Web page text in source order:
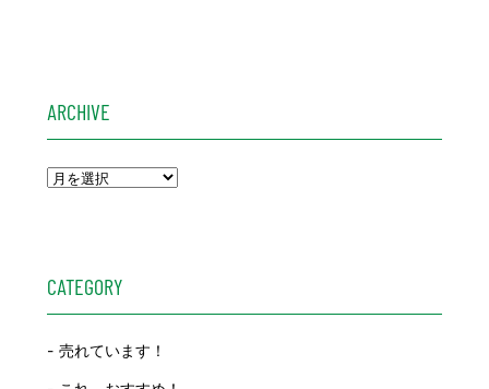
ARCHIVE
CATEGORY
売れています！